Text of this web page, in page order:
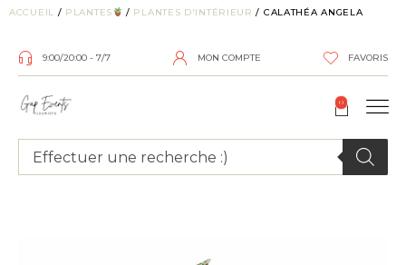
ACCUEIL / PLANTES / PLANTES D'INTÉRIEUR / CALATHÉA ANGELA
9:00/20:00 - 7/7 MON COMPTE FAVORIS
0